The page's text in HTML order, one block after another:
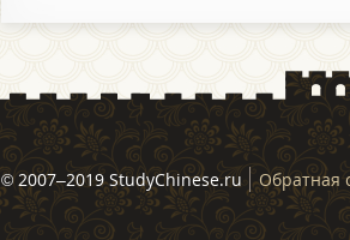
© 2007–2019 StudyChinese.ru Обратная